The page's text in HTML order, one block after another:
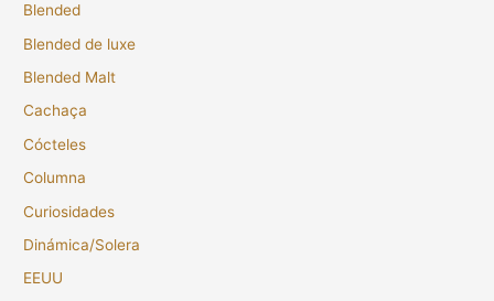
Blended
Blended de luxe
Blended Malt
Cachaça
Cócteles
Columna
Curiosidades
Dinámica/Solera
EEUU